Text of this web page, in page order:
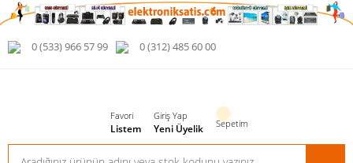
0 (533) 966 57 99 0 (312) 485 60 00
Favori
Listem
Giriş Yap
Yeni Üyelik Sepetim